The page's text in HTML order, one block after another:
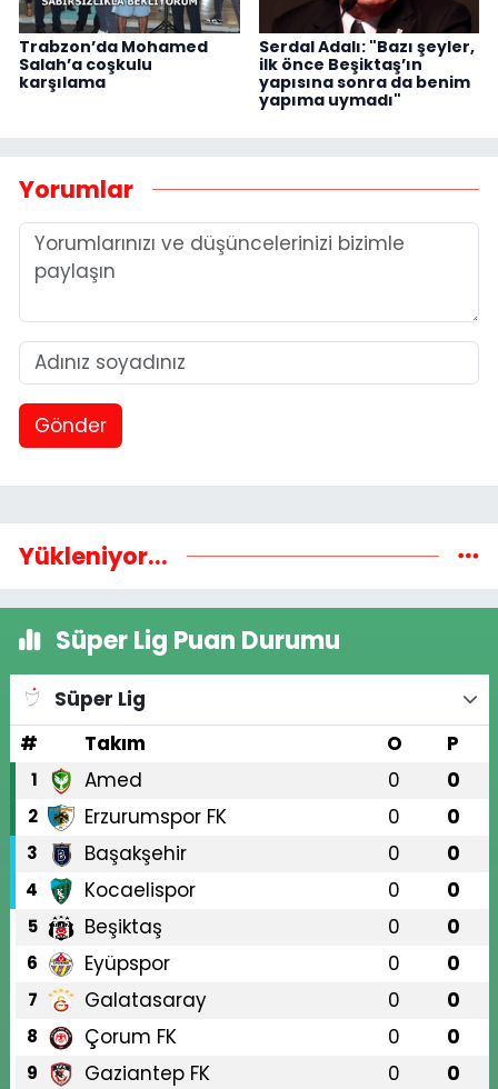
Trabzon’da Mohamed
Salah’a coşkulu
karşılama
Serdal Adalı: "Bazı şeyler,
ilk önce Beşiktaş’ın
yapısına sonra da benim
yapıma uymadı"
Yorumlar
Gönder
Yükleniyor...
Süper Lig Puan Durumu
Süper Lig
#
Takım O P
1 Amed 0 0
2 Erzurumspor FK 0 0
3 Başakşehir 0 0
4 Kocaelispor 0 0
5 Beşiktaş 0 0
6 Eyüpspor 0 0
7 Galatasaray 0 0
8 Çorum FK 0 0
9 Gaziantep FK 0 0